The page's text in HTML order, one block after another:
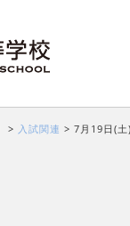
> 入試関連 > 7月19日(